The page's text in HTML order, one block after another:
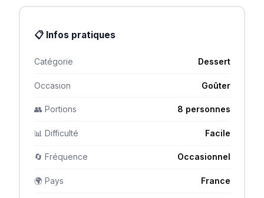
📋 Infos pratiques
Catégorie Dessert
Occasion Goûter
👥 Portions 8 personnes
📊 Difficulté Facile
🔄 Fréquence Occasionnel
🌍 Pays France